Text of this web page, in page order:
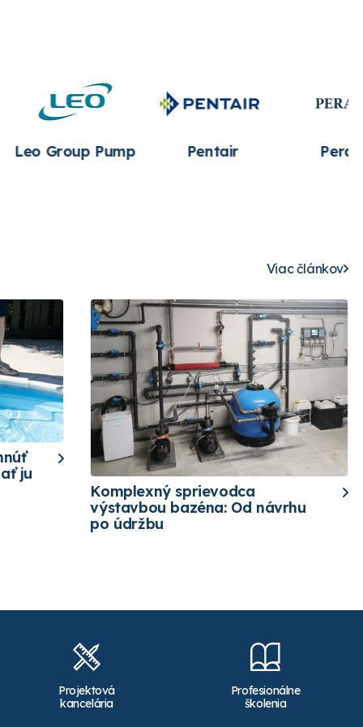
Pentair Peraqua Saci
Viac článkov
ju
Komplexný sprievodca
výstavbou bazéna: Od návrhu
po údržbu
Projektová
kancelária
Profesionálne
školenia